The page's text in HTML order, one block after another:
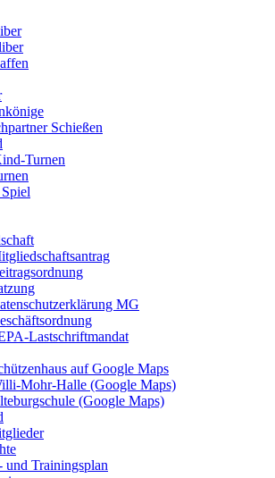
Schießen
Turnen
MG
Lastschriftmandat
auf Google Maps
Mohr-Halle (Google Maps)
(Google Maps)
und Trainingsplan